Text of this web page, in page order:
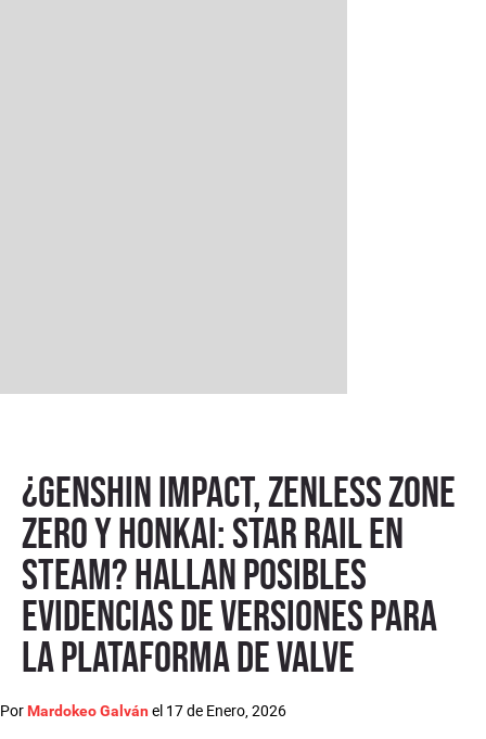
¿Genshin Impact, Zenless Zone
Zero y Honkai: Star Rail en
Steam? Hallan posibles
evidencias de versiones para
la plataforma de Valve
Por Mardokeo Galván el 17 de Enero, 2026